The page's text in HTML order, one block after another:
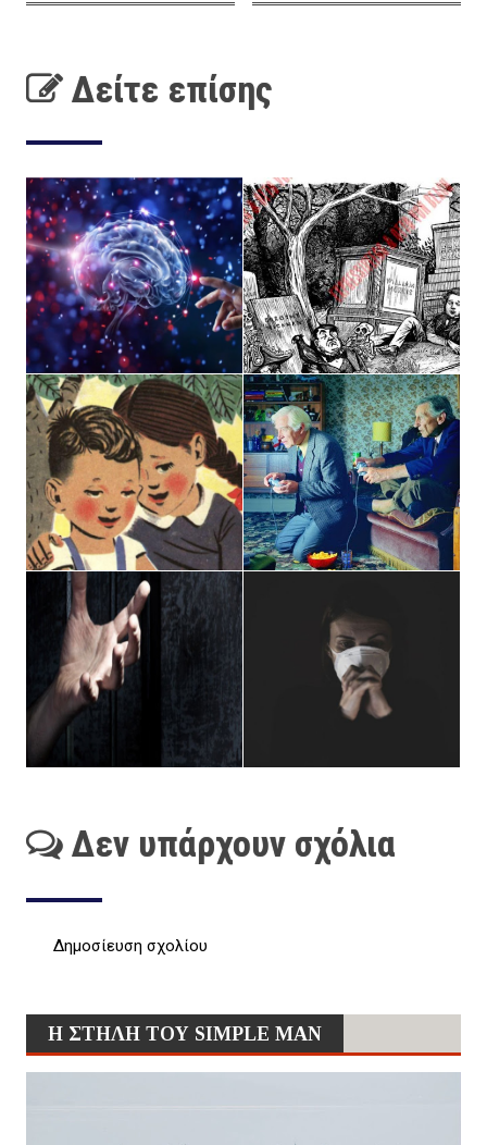
Δείτε επίσης
Δεν υπάρχουν σχόλια
Δημοσίευση σχολίου
Η ΣΤΗΛΗ ΤΟΥ SIMPLE MAN